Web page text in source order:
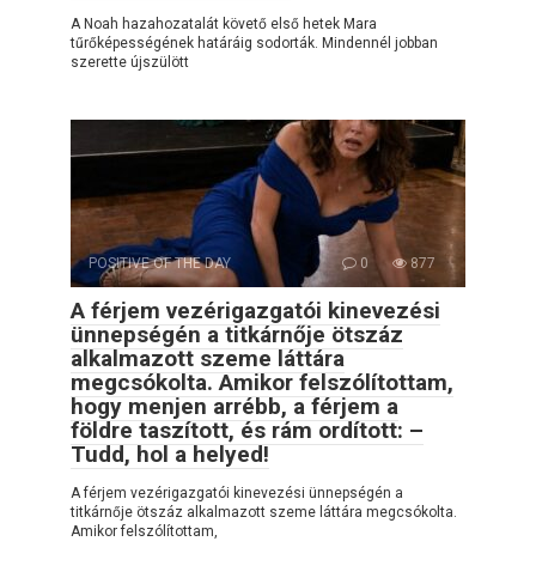
A Noah hazahozatalát követő első hetek Mara
tűrőképességének határáig sodorták. Mindennél jobban
szerette újszülött
POSITIVE OF THE DAY 0 877
A férjem vezérigazgatói kinevezési
ünnepségén a titkárnője ötszáz
alkalmazott szeme láttára
megcsókolta. Amikor felszólítottam,
hogy menjen arrébb, a férjem a
földre taszított, és rám ordított: –
Tudd, hol a helyed!
A férjem vezérigazgatói kinevezési ünnepségén a
titkárnője ötszáz alkalmazott szeme láttára megcsókolta.
Amikor felszólítottam,